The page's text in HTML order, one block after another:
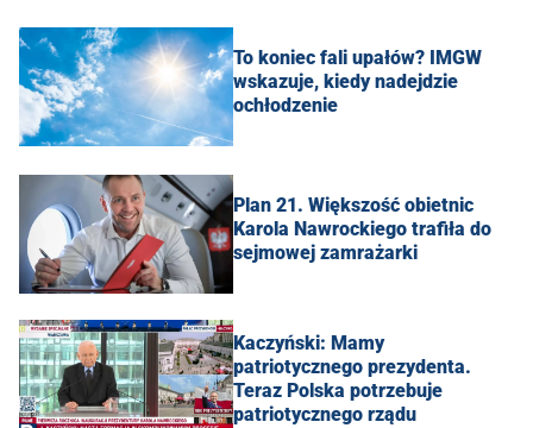
To koniec fali upałów? IMGW
wskazuje, kiedy nadejdzie
ochłodzenie
Plan 21. Większość obietnic
Karola Nawrockiego trafiła do
sejmowej zamrażarki
Kaczyński: Mamy
patriotycznego prezydenta.
Teraz Polska potrzebuje
patriotycznego rządu